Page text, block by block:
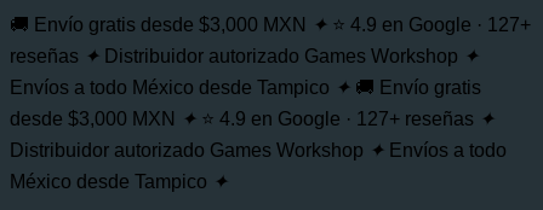
🚚 Envío gratis desde $3,000 MXN ✦ ⭐ 4.9 en Google · 127+
reseñas ✦ Distribuidor autorizado Games Workshop ✦
Envíos a todo México desde Tampico ✦ 🚚 Envío gratis
desde $3,000 MXN
✦ ⭐ 4.9 en Google · 127+ reseñas ✦
Distribuidor autorizado Games Workshop ✦ Envíos a todo
México desde Tampico ✦